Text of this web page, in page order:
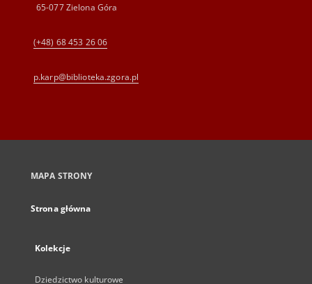
65-077 Zielona Góra
(+48) 68 453 26 06
p.karp@biblioteka.zgora.pl
MAPA STRONY
Strona główna
Kolekcje
Dziedzictwo kulturowe